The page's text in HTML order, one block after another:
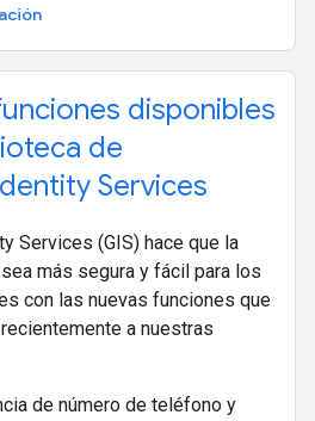
disponibles
de
Services
Services (GIS) hace que la
más segura y fácil para los
con las nuevas funciones que
a nuestras
de número de teléfono y